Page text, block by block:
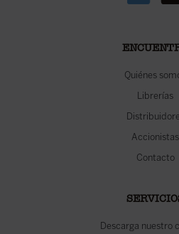
Quiénes
Librerías
Accionistas
Contacto
Descarga nuestro